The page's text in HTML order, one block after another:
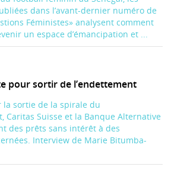
dans l’avant-dernier numéro de
Féministes» analysent comment
un espace d’émancipation et ...
pour sortir de l’endettement
la sortie de la spirale du
Caritas Suisse et la Banque Alternative
des prêts sans intérêt à des
Interview de Marie Bitumba-